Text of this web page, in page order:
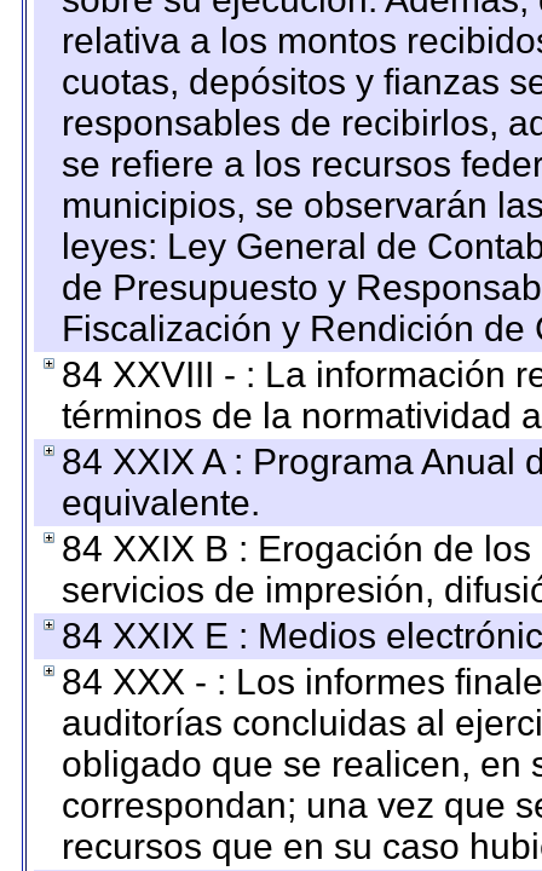
relativa a los montos
cuotas, depósitos y fianzas
responsables de recibirlos,
se refiere a los recursos
municipios, se observarán
leyes: Ley General de
de Presupuesto y
Fiscalización y Rendición
84 XXVIII - : La información
términos de la normatividad
84 XXIX A : Programa Anual
equivalente.
84 XXIX B : Erogación de
servicios de impresión,
84 XXIX E : Medios
84 XXX - : Los informes
auditorías concluidas al
obligado que se realicen, en
correspondan; una vez que
recursos que en su caso